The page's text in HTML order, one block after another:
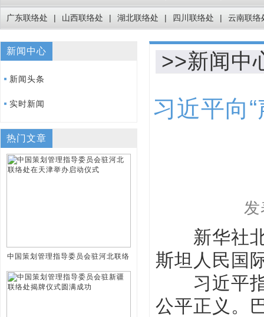
广东联络处 | 山西联络处 | 湖北联络处 | 四川联络处 | 云南联络
新闻中心
新闻头条
实时新闻
热门文章
中国策划管理指导委员会驻河北联络
>>新闻中
习近平向
新华社北
斯坦人民国
习近平指
公平正义。